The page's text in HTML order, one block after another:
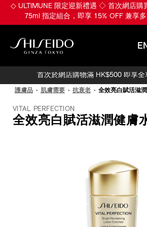
◇ ULTIMUNE 限定迎新禮遇 ◇ 首次網店購
75ml 指定組合，即享 15% OFF 兼享
首次於網店購物滿 HK$500 即享全
護膚品 肌膚需要 抗衰老 全效亮白賦活滋
VITAL PERFECTION
全效亮白賦活滋潤健膚